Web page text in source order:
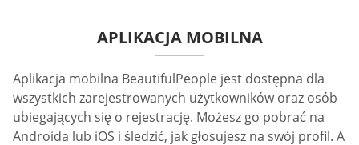
APLIKACJA MOBILNA
Aplikacja mobilna BeautifulPeople jest dostępna dla
wszystkich zarejestrowanych użytkowników oraz osób
ubiegających się o rejestrację. Możesz go pobrać na
Androida lub iOS i śledzić, jak głosujesz na swój profil. A